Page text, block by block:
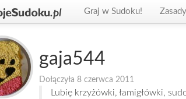
Graj w Sudoku!
gaja544
Dołączyła 8 czerwca 2011
Lubię krzyżówki, łamigłówki,